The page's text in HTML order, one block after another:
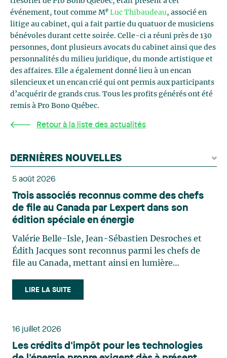
événement, tout comme Me Luc Thibaudeau, associé en
litige au cabinet, qui a fait partie du quatuor de musiciens
bénévoles durant cette soirée. Celle-ci a réuni près de 130
personnes, dont plusieurs avocats du cabinet ainsi que des
personnalités du milieu juridique, du monde artistique et
des affaires. Elle a également donné lieu à un encan
silencieux et un encan crié qui ont permis aux participants
d’acquérir de grands crus. Tous les profits générés ont été
remis à Pro Bono Québec.
Retour à la liste des actualités
DERNIÈRES NOUVELLES
5 août 2026
Trois associés reconnus comme des chefs
de file au Canada par Lexpert dans son
édition spéciale en énergie
Valérie Belle-Isle, Jean-Sébastien Desroches et
Édith Jacques sont reconnus parmi les chefs de
file au Canada, mettant ainsi en lumière
le domaine du droit des technologies. Valérie
Belle-Isle est associée au sein du groupe de droit
principalement sur le droit de l’environnement,
du territoire. Elle conseille et représente une
LIRE LA SUITE
16 juillet 2026
Les crédits d'impôt pour les technologies